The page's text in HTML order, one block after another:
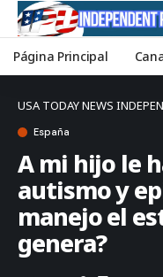
Página Principal
USA TODAY NEWS
España
A mi hijo le
autismo y
manejo el
genera?